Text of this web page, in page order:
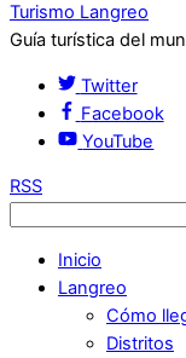
Turismo Langreo
Guía turística del
Twitter
Facebook
YouTube
RSS
Inicio
Langreo
Cómo
Distritos